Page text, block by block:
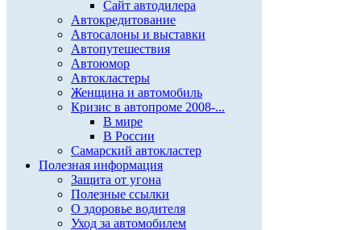
Сайт автодилера
Автокредитование
Автосалоны и выставки
Автопутешествия
Автоюмор
Автокластеры
Женщина и автомобиль
Кризис в автопроме 2008-...
В мире
В России
Самарский автокластер
Полезная информация
Защита от угона
Полезные ссылки
О здоровье водителя
Уход за автомобилем